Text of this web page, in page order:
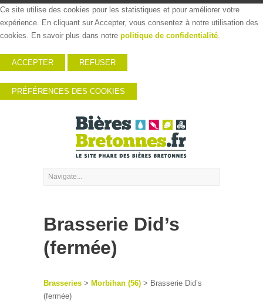
Ce site utilise des cookies pour les statistiques et pour améliorer votre
expérience. En cliquant sur Accepter, vous consentez à notre utilisation des
cookies. En savoir plus dans notre politique de confidentialité.
ACCEPTER REFUSER
PRÉFÉRENCES DES COOKIES
Brasserie Did’s
(fermée)
Brasseries > Morbihan (56) > Brasserie Did’s
(fermée)